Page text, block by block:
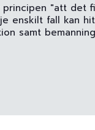
"att det
enskilt fall kan
samt bemanning